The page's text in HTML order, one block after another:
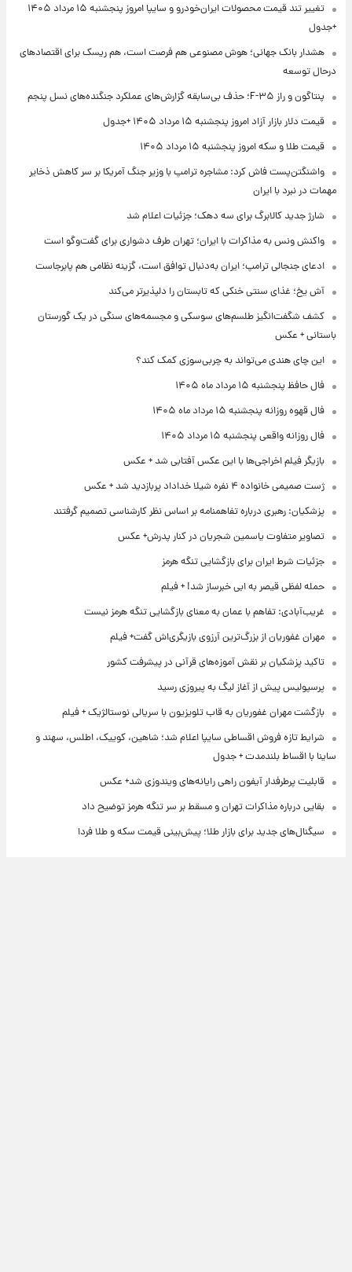
تغییر تند قیمت محصولات ایران‌خودرو و سایپا امروز پنجشنبه ۱۵ مرداد ۱۴۰۵
+جدول
هشدار بانک جهانی؛ هوش مصنوعی هم فرصت است، هم ریسک برای اقتصادهای
درحال توسعه
پنتاگون و راز F-۳۵؛ حذف بی‌سابقه گزارش‌های عملکرد جنگنده‌های نسل پنجم
قیمت دلار بازار آزاد امروز پنجشنبه ۱۵ مرداد ۱۴۰۵ +جدول
قیمت طلا و سکه امروز پنجشنبه ۱۵ مرداد ۱۴۰۵
واشنگتن‌پست فاش کرد: مشاجره ترامپ با وزیر جنگ آمریکا بر سر کاهش ذخایر
مهمات در نبرد با ایران
شارژ جدید کالابرگ برای سه دهک؛ جزئیات اعلام شد
واکنش ونس به مذاکرات با ایران؛ تهران طرف دشواری برای گفت‌وگو است
ادعای جنجالی ترامپ؛ ایران به‌دنبال توافق است، گزینه نظامی هم پابرجاست
آش یخ؛ غذای سنتی خنکی که تابستان را دلپذیرتر می‌کند
کشف شگفت‌انگیز طلسم‌های سوسکی و مجسمه‌های سنگی در یک گورستان
باستانی + عکس
این چای هندی می‌تواند به چربی‌سوزی کمک کند؟
فال حافظ پنجشنبه ۱۵ مرداد ماه ۱۴۰۵
فال قهوه روزانه پنجشنبه ۱۵ مرداد ماه ۱۴۰۵
فال روزانه واقعی پنجشنبه ۱۵ مرداد ۱۴۰۵
بازیگر فیلم اخراجی‌ها با این عکس آفتابی شد + عکس
ژست صمیمی خانواده ۴ نفره شیلا خداداد پربازدید شد + عکس
پزشکیان: رهبری درباره تفاهمنامه بر اساس نظر کارشناسی تصمیم گرفتند
تصاویر متفاوت یاسمین شجریان در کنار پدرش+ عکس
جزئیات شرط ایران برای بازگشایی تنگه هرمز
حمله لفظی قیصر به ابی خبرساز شد! + فیلم
غریب‌آبادی: تفاهم با عمان به معنای بازگشایی تنگه هرمز نیست
مهران غفوریان از بزرگ‌ترین آرزوی بازیگری‌اش گفت+ فیلم
تاکید پزشکیان بر نقش آموزه‌های قرآنی در پیشرفت کشور
پرسپولیس پیش از آغاز لیگ به پیروزی رسید
بازگشت مهران غفوریان به قاب تلویزیون با سریالی نوستالژیک + فیلم
شرایط تازه فروش اقساطی سایپا اعلام شد؛ شاهین، کوییک، اطلس، سهند و
ساینا با اقساط بلندمدت + جدول
قابلیت پرطرفدار آیفون راهی رایانه‌های ویندوزی شد+ عکس
بقایی درباره مذاکرات تهران و مسقط بر سر تنگه هرمز توضیح داد
سیگنال‌های جدید برای بازار طلا؛ پیش‌بینی قیمت سکه و طلا فردا